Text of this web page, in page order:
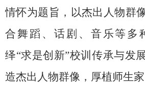
情怀为题旨，以杰出人物群
合舞蹈、话剧、音乐等多
绎“求是创新”校训传承与发
造杰出人物群像，厚植师生家